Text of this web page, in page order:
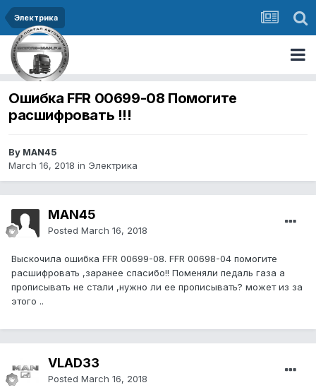
Электрика
Ошибка FFR 00699-08 Помогите
расшифровать !!!
By MAN45
March 16, 2018 in Электрика
MAN45
Posted March 16, 2018
Выскочила ошибка FFR 00699-08. FFR 00698-04 помогите
расшифровать ,заранее спасибо!! Поменяли педаль газа а
прописывать не стали ,нужно ли ее прописывать? может из за
этого ..
VLAD33
Posted March 16, 2018